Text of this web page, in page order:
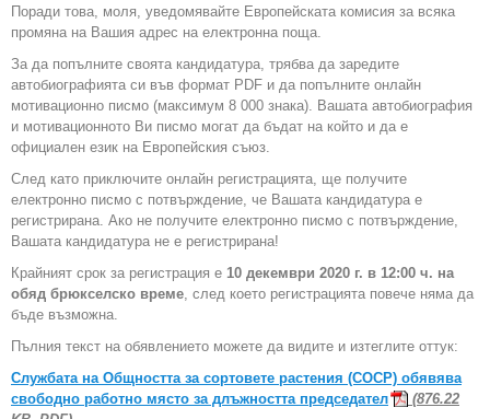
Поради това, моля, уведомявайте Европейската комисия за всяка
промяна на Вашия адрес на електронна поща.
За да попълните своята кандидатура, трябва да заредите
автобиографията си във формат PDF и да попълните онлайн
мотивационно писмо (максимум 8 000 знака). Вашата автобиография
и мотивационното Ви писмо могат да бъдат на който и да е
официален език на Европейския съюз.
След като приключите онлайн регистрацията, ще получите
електронно писмо с потвърждение, че Вашата кандидатура е
регистрирана. Ако не получите електронно писмо с потвърждение,
Вашата кандидатура не е регистрирана!
Крайният срок за регистрация е 10 декември 2020 г. в 12:00 ч. на
обяд брюкселско време , след което регистрацията повече няма да
бъде възможна.
Пълния текст на обявлението можете да видите и изтеглите оттук:
Службата на Общността за сортовете растения (СОСР) обявява
свободно работно място за длъжността председател
(876.22